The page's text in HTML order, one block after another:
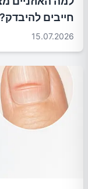
חייבים להיבדק?
15.07.2026